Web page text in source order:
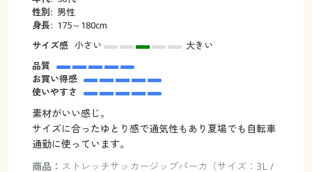
性別: 男性
身長: 175～180cm
サイズ感 小さい
大きい
品質
お買い得感
使いやすさ
素材がいい感じ。
サイズに合ったゆとり感で通気性もあり夏場でも自転車
通勤に使っています。
商品： ストレッチサッカージップパーカ（サイズ：3L /